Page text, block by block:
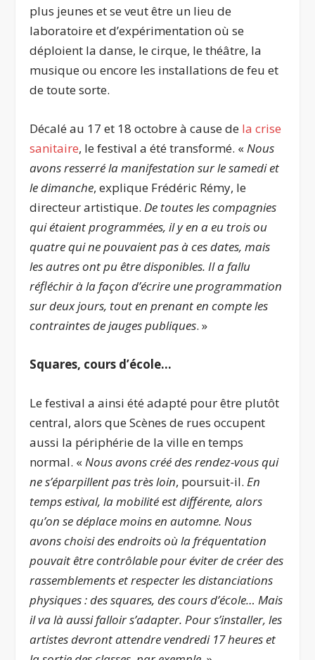
plus jeunes et se veut être un lieu de
laboratoire et d’expérimentation où se
déploient la danse, le cirque, le théâtre, la
musique ou encore les installations de feu et
de toute sorte.
Décalé au 17 et 18 octobre à cause de la crise
sanitaire, le festival a été transformé. «Nous
avons resserré la manifestation sur le samedi et
le dimanche, explique Frédéric Rémy, le
directeur artistique.De toutes les compagnies
qui étaient programmées, il y en a eu trois ou
quatre qui ne pouvaient pas à ces dates, mais
les autres ont pu être disponibles. Il a fallu
réfléchir à la façon d’écrire une programmation
sur deux jours, tout en prenant en compte les
contraintes de jauges publiques. »
Squares, cours d’école…
Le festival a ainsi été adapté pour être plutôt
central, alors que Scènes de rues occupent
aussi la périphérie de la ville en temps
normal. «Nous avons créé des rendez-vous qui
ne s’éparpillent pas très loin, poursuit-il.En
temps estival, la mobilité est différente, alors
qu’on se déplace moins en automne. Nous
avons choisi des endroits où la fréquentation
pouvait être contrôlable pour éviter de créer des
rassemblements et respecter les distanciations
physiques : des squares, des cours d’école… Mais
il va là aussi falloir s’adapter. Pour s’installer, les
artistes devront attendre vendredi 17 heures et